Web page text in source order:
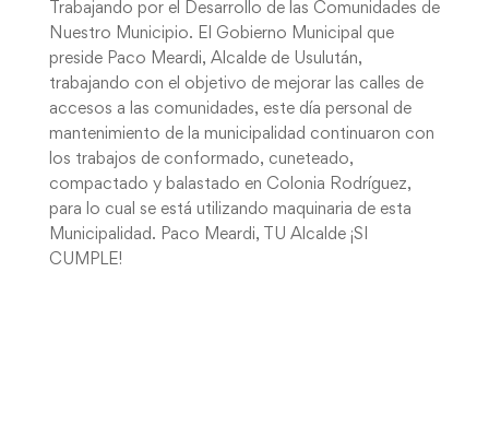
Trabajando por el Desarrollo de las Comunidades de
Nuestro Municipio. El Gobierno Municipal que
preside Paco Meardi, Alcalde de Usulután,
trabajando con el objetivo de mejorar las calles de
accesos a las comunidades, este día personal de
mantenimiento de la municipalidad continuaron con
los trabajos de conformado, cuneteado,
compactado y balastado en Colonia Rodríguez,
para lo cual se está utilizando maquinaria de esta
Municipalidad. Paco Meardi, TU Alcalde ¡SI
CUMPLE!